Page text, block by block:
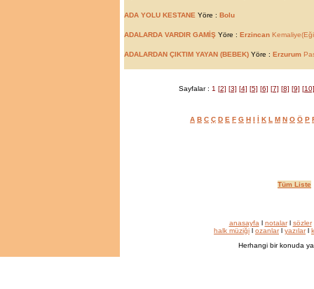
ADA YOLU KESTANE Yöre : Bolu
ADALARDA VARDIR GAMİŞ Yöre : Erzincan
ADALARDAN ÇIKTIM YAYAN (BEBEK) Yöre : Erzurum
Sayfalar : 1 [2] [3] [4] [5] [6] [7] [8] [9] [10]
A B C Ç D E F G H I İ K L M N O Ö P
Tüm Liste
anasayfa l notalarl sözler
halk müziği l ozanlarl yazılarl
Herhangi bir konuda